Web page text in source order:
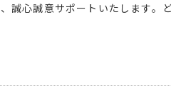
誠心誠意サポートいたします。